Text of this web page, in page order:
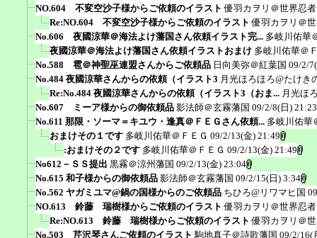
NO.604 不変空沙子様からご依頼のイラスト 優羽カヲリ＠世界忍
Re:NO.604 不変空沙子様からご依頼のイラスト 優羽カヲリ＠
No.606 夜國涼華＠海法よけ藩国さん依頼イラスト完... 多岐川佑華
夜國涼華＠海法よけ藩国さん依頼イラストおまけ 多岐川佑華＠
No.588 雹＠神聖巫連盟さんからご依頼品 日向美弥＠紅葉国 09/2/
No.484 夜國涼華さんからの依頼（イラスト3 月光ほろほろ@たけき
Re:No.484 夜國涼華さんからの依頼（イラスト3（おま... 月光ほ
No.607 ミーア様からの御依頼品 影法師＠玄霧藩国 09/2/8(日) 21:23
No.611 那限・ソーマ＝キユウ・逢真＠ＦＥＧさん依頼... 多岐川佑華
おまけその１です 多岐川佑華＠ＦＥＧ 09/2/13(金) 21:49
:おまけその２です 多岐川佑華＠ＦＥＧ 09/2/13(金) 21:49
No612－ＳＳ提出 黒霧＠涼州藩国 09/2/13(金) 23:04
No.615 和子様からの御依頼品 影法師＠玄霧藩国 09/2/15(日) 3:34
No.562 ヤガミユマ@鍋の国様からのご依頼品 ちひろ@リワマヒ国
NO.613 鈴藤 瑞樹様からご依頼のイラスト 優羽カヲリ＠世界忍
Re:NO.613 鈴藤 瑞樹様からご依頼のイラスト 優羽カヲリ＠
No.503 芹沢琴さんご依頼のイラスト 駒地真子＠詩歌藩国 09/2/16(